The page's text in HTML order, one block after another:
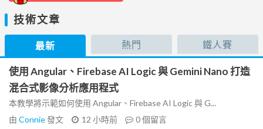
技術文章
最新 熱門 鐵人賽
使用 Angular、Firebase AI Logic 與 Gemini Nano 打造
混合式影像分析應用程式
本教學將示範如何使用 Angular、Firebase AI Logic 與 G...
由 Connie發文 12 小時前 0個留言